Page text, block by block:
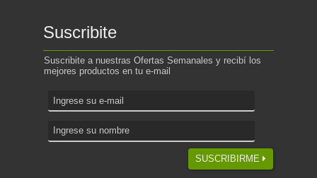
Suscribite
Suscribite a nuestras Ofertas Semanales y recibí los
mejores productos en tu e-mail
SUSCRIBIRME